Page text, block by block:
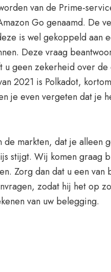
van de Prime-
Go genaamd. De
is wel gekoppeld aan
Deze vraag
geen zekerheid over de
2021 is Polkadot,
je even vergeten dat je
markten, dat je alleen
stijgt. Wij komen graag
Zorg dan dat u een
zodat hij het op
van uw belegging.